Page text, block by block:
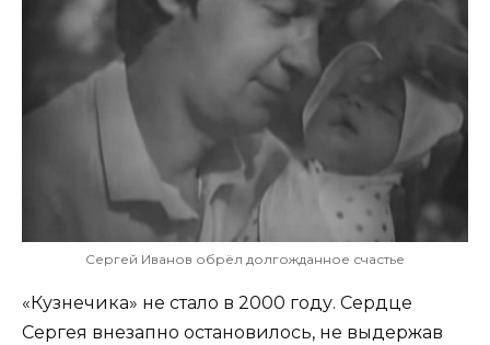
Сергей Иванов обрёл долгожданное счастье
«Кузнечика» не стало в 2000 году. Сердце
Сергея внезапно остановилось, не выдержав